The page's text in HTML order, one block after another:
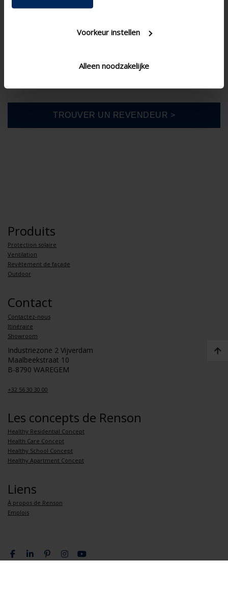
Voorkeur instellen
Alleen noodzakelijke
Produits
Protection solaire
Ventilation
Revêtement de façade
Outdoor
Contact
Contactez-nous
Itinéraire
Showroom
Industriezone 2 Vijverdam
Maalbeekstraat 10
B-8790 WAREGEM
+32 56 30 30 00
Les concepts de Renson
Healthy Residential Concept
Health Care Concept
Healthy School Concept
Healthy Apartment Concept
Liens
À propos de Renson
Emplois